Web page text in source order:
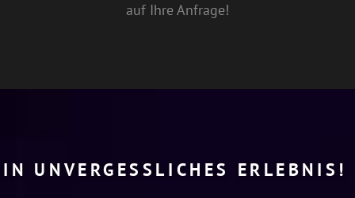
auf Ihre Anfrage!
UNVERGESSLICHES ERLEBNIS!